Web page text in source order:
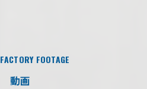
FACTORY FOOTAGE
動画